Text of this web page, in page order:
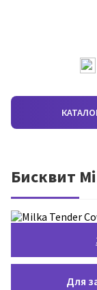
Бисквит
Для